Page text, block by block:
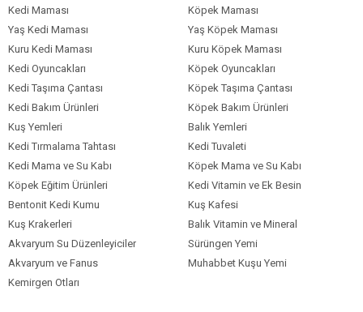
Kedi Maması
Köpek Maması
Yaş Kedi Maması
Yaş Köpek Maması
Kuru Kedi Maması
Kuru Köpek Maması
Kedi Oyuncakları
Köpek Oyuncakları
Kedi Taşıma Çantası
Köpek Taşıma Çantası
Kedi Bakım Ürünleri
Köpek Bakım Ürünleri
Kuş Yemleri
Balık Yemleri
Kedi Tırmalama Tahtası
Kedi Tuvaleti
Kedi Mama ve Su Kabı
Köpek Mama ve Su Kabı
Köpek Eğitim Ürünleri
Kedi Vitamin ve Ek Besin
Bentonit Kedi Kumu
Kuş Kafesi
Kuş Krakerleri
Balık Vitamin ve Mineral
Akvaryum Su Düzenleyiciler
Sürüngen Yemi
Akvaryum ve Fanus
Muhabbet Kuşu Yemi
Kemirgen Otları